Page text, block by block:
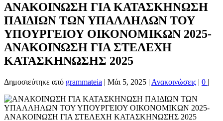
ΑΝΑΚΟΙΝΩΣΗ ΓΙΑ ΚΑΤΑΣΚΗΝΩΣΗ
ΠΑΙΔΙΩΝ ΤΩΝ ΥΠΑΛΛΗΛΩΝ ΤΟΥ
ΥΠΟΥΡΓΕΙΟΥ ΟΙΚΟΝΟΜΙΚΩΝ 2025-
ΑΝΑΚΟΙΝΩΣΗ ΓΙΑ ΣΤΕΛΕΧΗ
ΚΑΤΑΣΚΗΝΩΣΗΣ 2025
Δημοσιεύτηκε από grammateia | Μάι 5, 2025 | Ανακοινώσεις | 0 |